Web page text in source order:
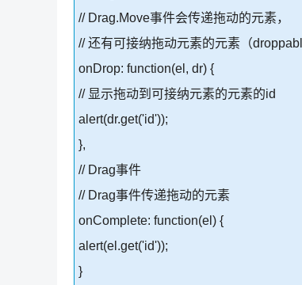
// Drag.Move事件会传递拖动的元素，
// 还有可接纳拖动元素的元素（
onDrop: function(el, dr) {
// 显示拖动到可接纳元素的元素的id
alert(dr.get('id'));
},
// Drag事件
// Drag事件传递拖动的元素
onComplete: function(el) {
alert(el.get('id'));
}